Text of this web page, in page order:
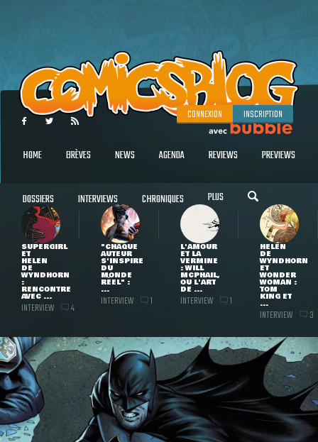
CONNEXION INSCRIPTION
HOME BRÈVES NEWS AGENDA REVIEWS PREVIEWS
DOSSIERS INTERVIEWS CHRONIQUES PLUS
SUPERGIRL
ET
HELEN
DE
WYNDHORN
:
RENCONTRE
AVEC ...
INTERVIEW 4
"CHAQUE
AUTEUR
S'INSPIRE
DU
MONDE
RÉEL" :
...
INTERVIEW 1
L'AMOUR
ET LA
VERMINE
: WILL
MCPHAIL,
OU L'ART
DE ...
INTERVIEW 1
HELEN
DE
WYNDHORN
ET
WONDER
WOMAN :
TOM
KING ET
...
INTERVIEW 3